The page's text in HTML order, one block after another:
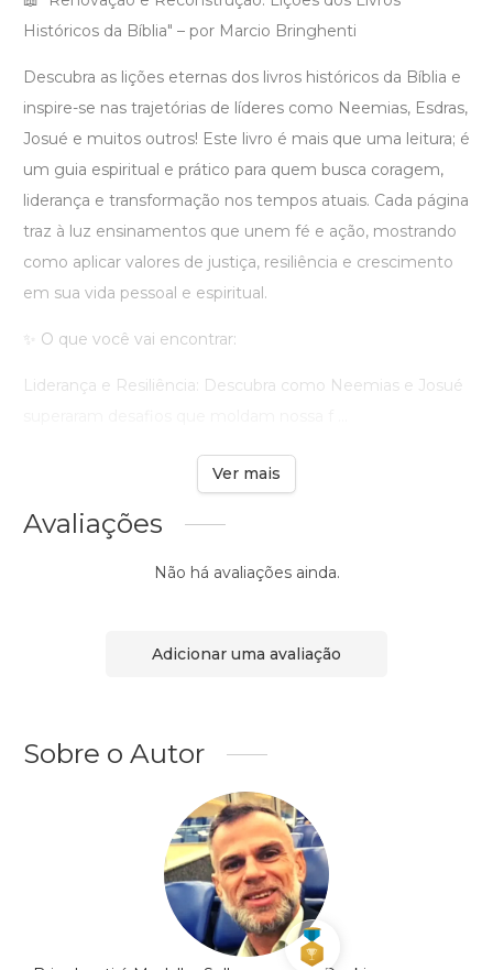
Históricos da Bíblia" – por Marcio Bringhenti
Descubra as lições eternas dos livros históricos da Bíblia e
inspire-se nas trajetórias de líderes como Neemias, Esdras,
Josué e muitos outros! Este livro é mais que uma leitura; é
um guia espiritual e prático para quem busca coragem,
liderança e transformação nos tempos atuais. Cada página
traz à luz ensinamentos que unem fé e ação, mostrando
como aplicar valores de justiça, resiliência e crescimento
em sua vida pessoal e espiritual.
✨ O que você vai encontrar:
Liderança e Resiliência: Descubra como Neemias e Josué
Ver mais
Avaliações
Não há avaliações ainda.
Adicionar uma avaliação
Sobre o Autor